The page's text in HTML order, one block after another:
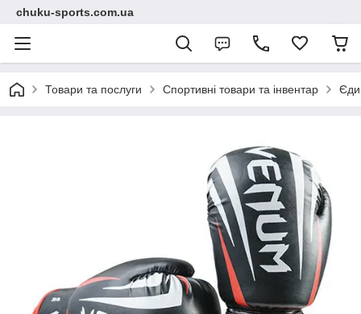
chuku-sports.com.ua
Товари та послуги Спортивні товари та інвентар